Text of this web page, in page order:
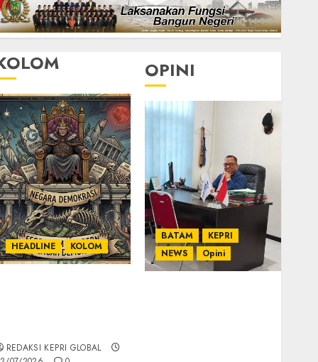
HEADLINE KOLOM
REDAKSI KEPRI GLOBAL
OPINI
BATAM
KEPRI
NEWS
Opini